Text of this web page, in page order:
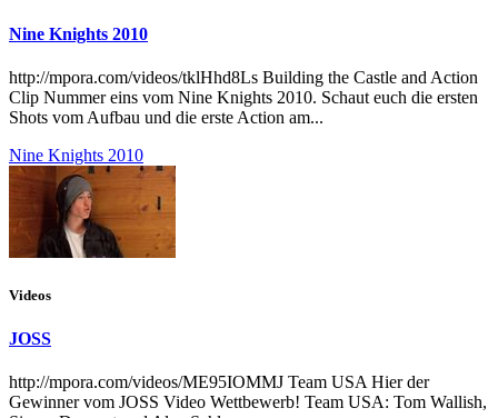
Nine Knights 2010
http://mpora.com/videos/tklHhd8Ls Building the Castle and Action
Clip Nummer eins vom Nine Knights 2010. Schaut euch die ersten
Shots vom Aufbau und die erste Action am...
Nine Knights 2010
Videos
JOSS
http://mpora.com/videos/ME95IOMMJ Team USA Hier der
Gewinner vom JOSS Video Wettbewerb! Team USA: Tom Wallish,